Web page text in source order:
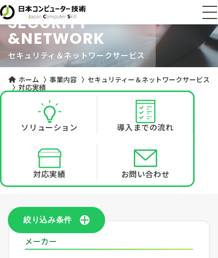
SECURITY
&NETWORK
セキュリティ＆ネットワークサービス
ホーム 〉事業内容 〉セキュリティー＆ネットワークサービス
〉対応実績
ソリューション 導入までの流れ
対応実績 お問い合わせ
絞り込み条件
メーカー